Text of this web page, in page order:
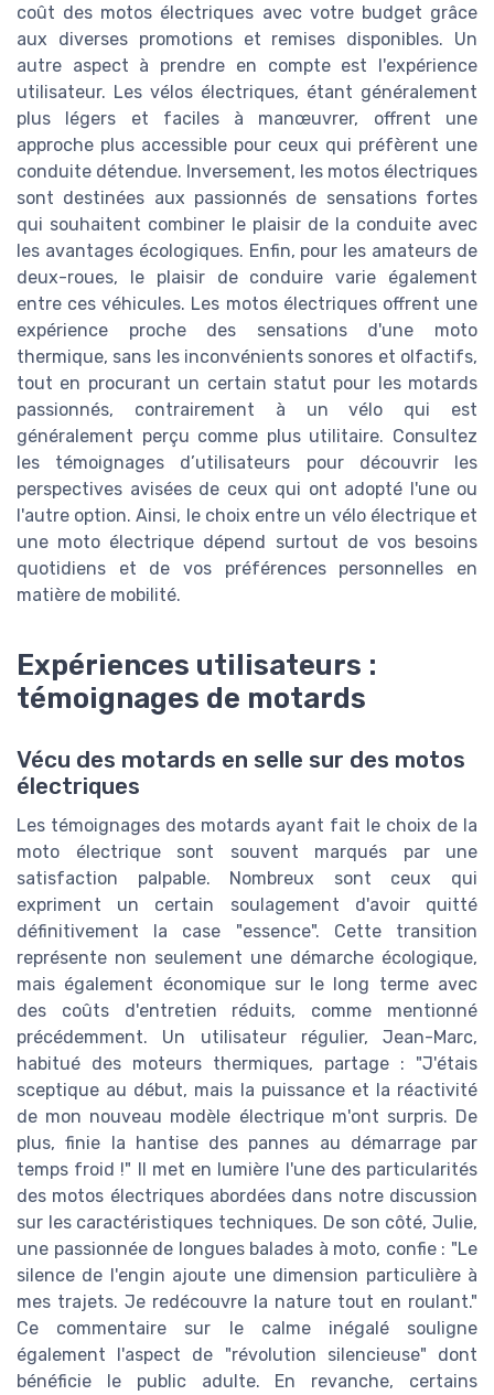
coût des motos électriques avec votre budget grâce
aux diverses promotions et remises disponibles. Un
autre aspect à prendre en compte est l'expérience
utilisateur. Les vélos électriques, étant généralement
plus légers et faciles à manœuvrer, offrent une
approche plus accessible pour ceux qui préfèrent une
conduite détendue. Inversement, les motos électriques
sont destinées aux passionnés de sensations fortes
qui souhaitent combiner le plaisir de la conduite avec
les avantages écologiques. Enfin, pour les amateurs de
deux-roues, le plaisir de conduire varie également
entre ces véhicules. Les motos électriques offrent une
expérience proche des sensations d'une moto
thermique, sans les inconvénients sonores et olfactifs,
tout en procurant un certain statut pour les motards
passionnés, contrairement à un vélo qui est
généralement perçu comme plus utilitaire. Consultez
les témoignages d’utilisateurs pour découvrir les
perspectives avisées de ceux qui ont adopté l'une ou
l'autre option. Ainsi, le choix entre un vélo électrique et
une moto électrique dépend surtout de vos besoins
quotidiens et de vos préférences personnelles en
matière de mobilité.
Expériences utilisateurs :
témoignages de motards
Vécu des motards en selle sur des motos
électriques
Les témoignages des motards ayant fait le choix de la
moto électrique sont souvent marqués par une
satisfaction palpable. Nombreux sont ceux qui
expriment un certain soulagement d'avoir quitté
définitivement la case "essence". Cette transition
représente non seulement une démarche écologique,
mais également économique sur le long terme avec
des coûts d'entretien réduits, comme mentionné
précédemment. Un utilisateur régulier, Jean-Marc,
habitué des moteurs thermiques, partage : "J'étais
sceptique au début, mais la puissance et la réactivité
de mon nouveau modèle électrique m'ont surpris. De
plus, finie la hantise des pannes au démarrage par
temps froid !" Il met en lumière l'une des particularités
des motos électriques abordées dans notre discussion
sur les caractéristiques techniques. De son côté, Julie,
une passionnée de longues balades à moto, confie : "Le
silence de l'engin ajoute une dimension particulière à
mes trajets. Je redécouvre la nature tout en roulant."
Ce commentaire sur le calme inégalé souligne
également l'aspect de "révolution silencieuse" dont
bénéficie le public adulte. En revanche, certains